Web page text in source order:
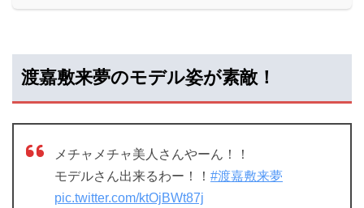
渡嘉敷来夢のモデル姿が素敵！
メチャメチャ美人さんやーん！！
モデルさん出来るわー！！ #渡嘉敷来夢
pic.twitter.com/ktOjBWt87j